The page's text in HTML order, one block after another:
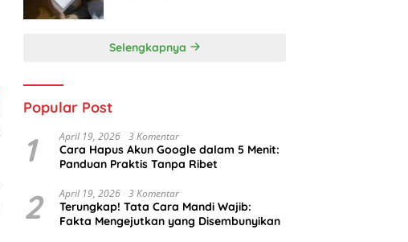
Selengkapnya
Popular Post
1 April 19, 2026 3 Komentar
Cara Hapus Akun Google dalam 5 Menit:
Panduan Praktis Tanpa Ribet
2 April 19, 2026 3 Komentar
Terungkap! Tata Cara Mandi Wajib:
Fakta Mengejutkan yang Disembunyikan